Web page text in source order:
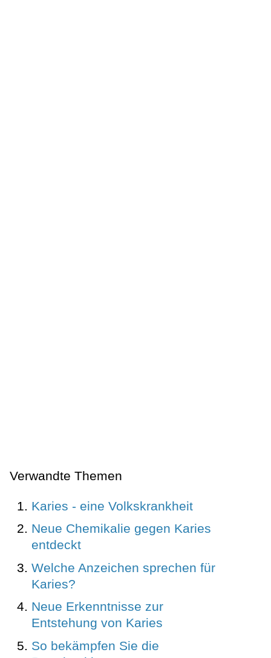
Verwandte Themen
Karies - eine Volkskrankheit
Neue Chemikalie gegen Karies
entdeckt
Welche Anzeichen sprechen für
Karies?
Neue Erkenntnisse zur
Entstehung von Karies
So bekämpfen Sie die